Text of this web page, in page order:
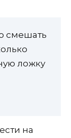
смешать
ложку
на